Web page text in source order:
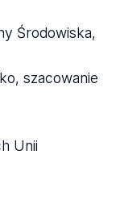
Środowiska,
szacowanie
Unii